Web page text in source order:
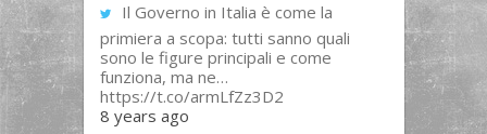
Il Governo in Italia è come la
primiera a scopa: tutti sanno quali
sono le figure principali e come
funziona, ma ne…
https://t.co/armLfZz3D2
8 years ago